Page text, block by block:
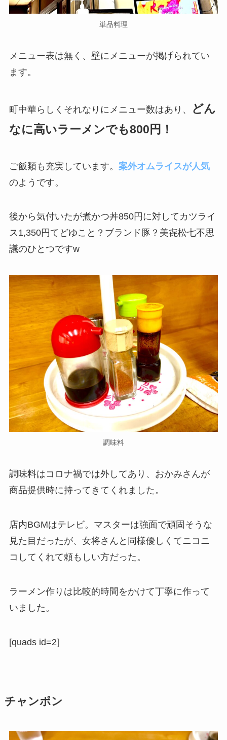
単品料理
メニュー表は無く、壁にメニューが掲げられてい
ます。
町中華らしくそれなりにメニュー数はあり、
どん
なに高いラーメンでも800円！
ご飯類も充実しています。 案外オムライスが人気
のようです。
後から気付いたが煮かつ丼850円に対してカツライ
ス1,350円てどゆこと？ブランド豚？美㐂松七不思
議のひとつですw
調味料
調味料はコロナ禍では外してあり、おかみさんが
商品提供時に持ってきてくれました。
店内BGMはテレビ。マスターは強面で頑固そうな
見た目だったが、女将さんと同様優しくてニコニ
コしてくれて頼もしい方だった。
ラーメン作りは比較的時間をかけて丁寧に作って
いました。
[quads id=2]
チャンポン